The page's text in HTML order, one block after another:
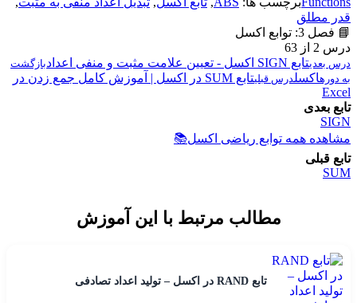
قدر مطلق
📘 فصل 3: توابع اکسل
درس 2 از 63
درس بعدیتابع SIGN اکسل - تعیین علامت مثبت و منفی اعداد
بازگشت
به دورهاکسلدرس قبلی
تابع SUM در اکسل | آموزش کامل جمع زدن در
Excel
تابع بعدی
SIGN
مشاهده همه توابع ریاضی اکسل📚
تابع قبلی
SUM
مطالب مرتبط با این آموزش
تابع RAND در اکسل – تولید اعداد تصادفی